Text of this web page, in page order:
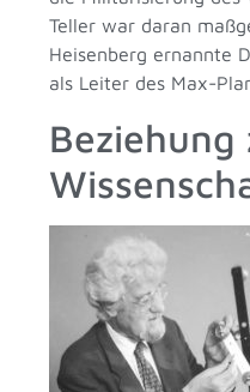
Teller war daran
Heisenberg ernannte
als Leiter des Max-
Beziehung